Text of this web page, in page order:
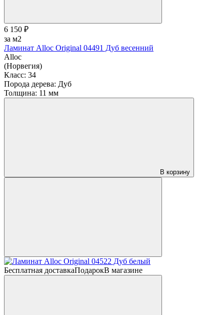
6 150 ₽
за м2
Ламинат Alloc Original 04491 Дуб весенний
Alloc
(Норвегия)
Класс: 34
Порода дерева: Дуб
Толщина: 11 мм
В корзину
Бесплатная доставкаПодарокВ магазине